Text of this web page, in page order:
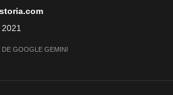
DE GOOGLE GEMINI